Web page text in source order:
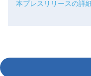
本プレスリリースの詳